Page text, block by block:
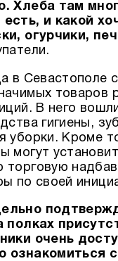
Хлеба там
и какой
огурчики,
в Севастополе
товаров
В него
гигиены,
уборки. Кроме
могут
торговую
по своей
полках
очень
ознакомиться